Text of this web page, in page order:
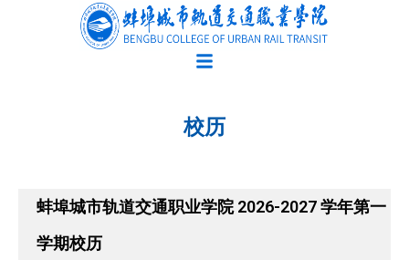
校历
蚌埠城市轨道交通职业学院 2026-2027 学年第一
学期校历